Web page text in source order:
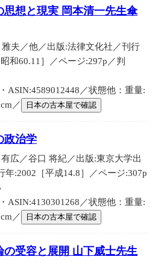
思想と現実 岡本清一先生傘
夫／他／出版:法律文化社／刊行
和60.11］／ページ:297p／判
ASIN:4589012448／状態他：重量:
／
日本の古本屋で確認
政治学
広／谷口 将紀／出版:東京大学出
年:2002［平成14.8］／ページ:307p
ASIN:4130301268／状態他：重量:
／
日本の古本屋で確認
の受容と展開 山下威士先生